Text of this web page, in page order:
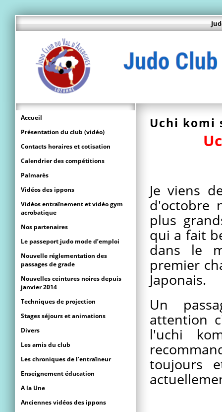
Uchi komi
Je viens
d'octobre
plus
qui a fait
dans le
premier
Japonais.
Un
attention
l'uchi
toujours
Accueil
Présentation du club (vidéo)
Contacts horaires et cotisation
Calendrier des compétitions
Palmarès
Vidéos des ippons
Vidéos entraînement et vidéo gym
acrobatique
Nos partenaires
Le passeport judo mode d’emploi
Nouvelle réglementation des
passages de grade
Nouvelles ceintures noires depuis
janvier 2014
Techniques de projection
Stages séjours et animations
Divers
Les amis du club
Les chroniques de l’entraîneur
Enseignement éducation
A la Une
Anciennes vidéos des ippons